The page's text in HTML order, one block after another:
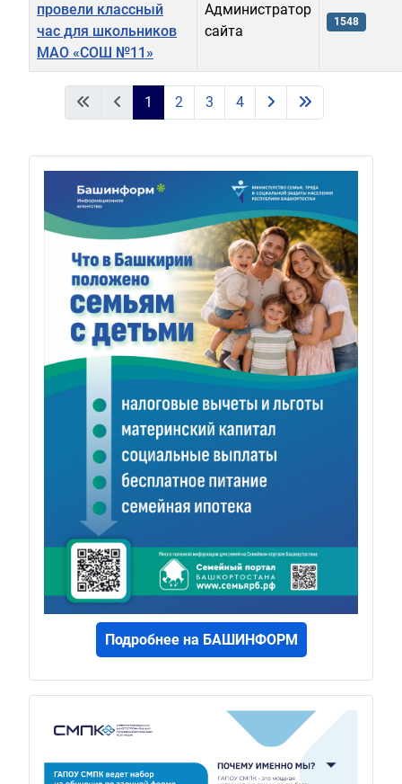
Подробнее на БАШИНФОРМ
Материалы
провели классный
час для школьников
МАО «СОШ №11»
Администратор
сайта
1548
1 2 3 4